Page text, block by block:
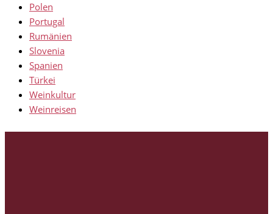
Polen
Portugal
Rumänien
Slovenia
Spanien
Türkei
Weinkultur
Weinreisen